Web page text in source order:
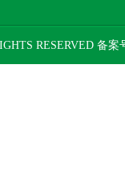
RESERVED 备案